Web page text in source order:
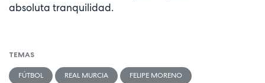
absoluta tranquilidad.
TEMAS
FÚTBOL REAL MURCIA FELIPE MORENO